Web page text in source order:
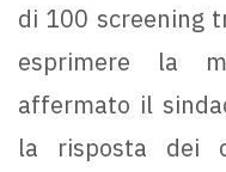
di 100 screening
esprimere la
affermato il
la risposta dei